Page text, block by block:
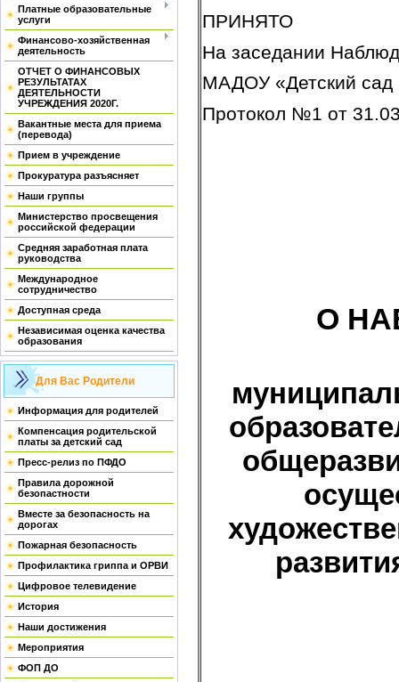
Платные образовательные
услуги
Финансово-хозяйственная
деятельность
ОТЧЕТ О ФИНАНСОВЫХ
РЕЗУЛЬТАТАХ
ДЕЯТЕЛЬНОСТИ
УЧРЕЖДЕНИЯ 2020Г.
Вакантные места для приема
(перевода)
Прием в учреждение
Прокуратура разъясняет
Наши группы
Министерство просвещения
российской федерации
Средняя заработная плата
руководства
Международное
сотрудничество
Доступная среда
Независимая оценка качества
образования
Для Вас Родители
Информация для родителей
Компенсация родительской
платы за детский сад
Пресс-релиз по ПФДО
Правила дорожной
безопастности
Вместе за безопасность на
дорогах
Пожарная безопасность
Профилактика гриппа и ОРВИ
Цифровое телевидение
История
Наши достижения
Мероприятия
ФОП ДО
ПРИНЯТО
На заседании
МАДОУ «Детский
Протокол №1 от
О